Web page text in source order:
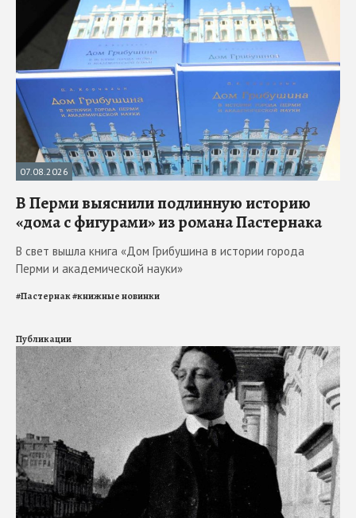
07.08.2026
В Перми выяснили подлинную историю
«дома с фигурами» из романа Пастернака
В свет вышла книга «Дом Грибушина в истории города
Перми и академической науки»
#Пастернак#книжные новинки
Публикации